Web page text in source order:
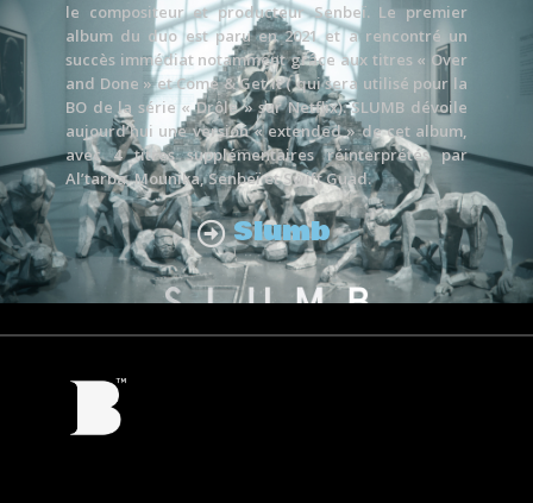
le compositeur et producteur Senbeï. Le premier
album du duo est paru en 2021 et a rencontré un
succès immédiat notamment grâce aux titres « Over
and Done » et Come & Get it ( qui sera utilisé pour la
BO de la série « Drôle » sur Netflix). SLUMB dévoile
aujourd’hui une version « extended » de cet album,
avec 4 titres supplémentaires réinterprétés par
Al’tarba, Mounika, Senbeï et Swift Guad.
Slumb